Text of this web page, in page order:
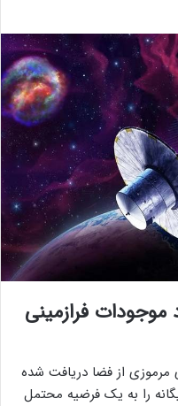
فرازمینی
مرموزی از فضا دریافت شده
را به یک فرضیه محتمل